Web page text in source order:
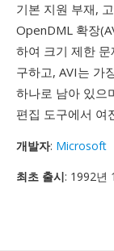
기본 지원 부재,
OpenDML 확장
하여 크기 제한
구하고, AVI는 가
하나로 남아 있으
편집 도구에서 여
개발자: Microsoft
최초 출시: 1992년